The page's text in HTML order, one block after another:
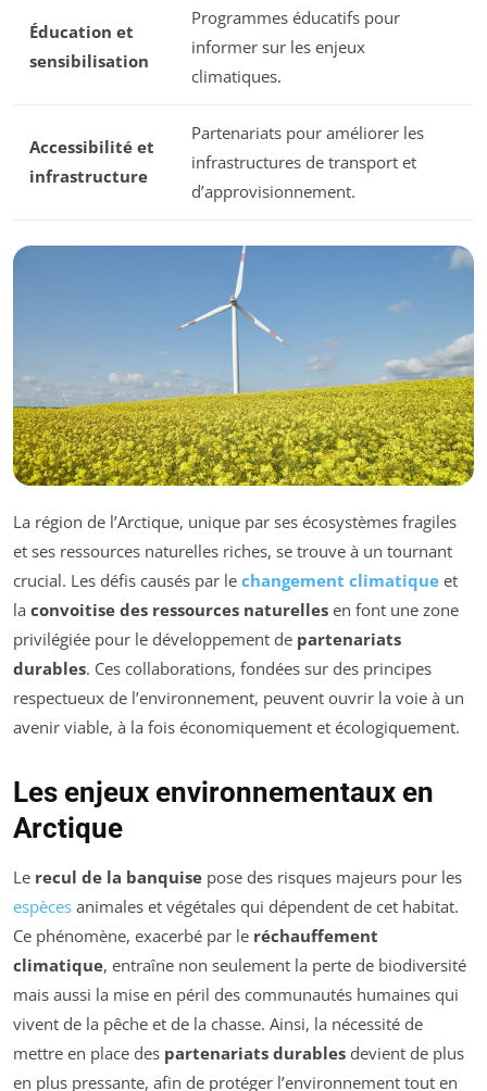
Éducation et
sensibilisation
Programmes éducatifs pour
informer sur les enjeux
climatiques.
Accessibilité et
infrastructure
Partenariats pour améliorer les
infrastructures de transport et
d’approvisionnement.
La région de l’Arctique, unique par ses écosystèmes fragiles
et ses ressources naturelles riches, se trouve à un tournant
crucial. Les défis causés par le changement climatique et
la convoitise des ressources naturelles en font une zone
privilégiée pour le développement de partenariats
durables. Ces collaborations, fondées sur des principes
respectueux de l’environnement, peuvent ouvrir la voie à un
avenir viable, à la fois économiquement et écologiquement.
Les enjeux environnementaux en
Arctique
Le recul de la banquise pose des risques majeurs pour les
espèces animales et végétales qui dépendent de cet habitat.
Ce phénomène, exacerbé par le réchauffement
climatique, entraîne non seulement la perte de biodiversité
mais aussi la mise en péril des communautés humaines qui
vivent de la pêche et de la chasse. Ainsi, la nécessité de
mettre en place des partenariats durables devient de plus
en plus pressante, afin de protéger l’environnement tout en